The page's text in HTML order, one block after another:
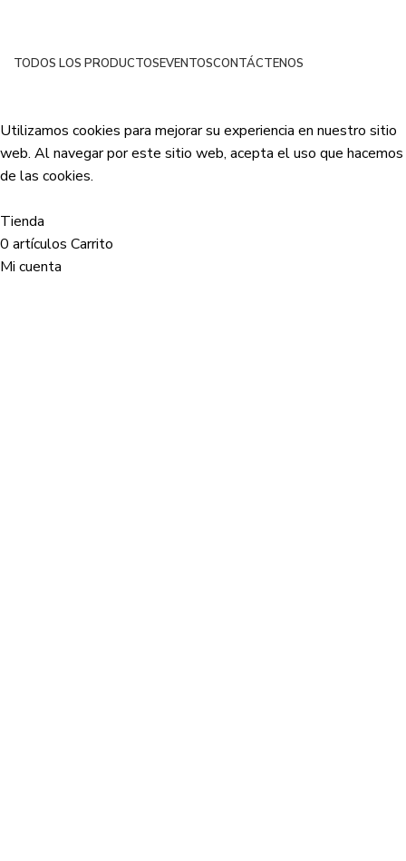
TODOS LOS PRODUCTOSEVENTOSCONTÁCTENOS
Utilizamos cookies para mejorar su experiencia en nuestro sitio
web. Al navegar por este sitio web, acepta el uso que hacemos
de las cookies.
Tienda
0 artículos Carrito
Mi cuenta